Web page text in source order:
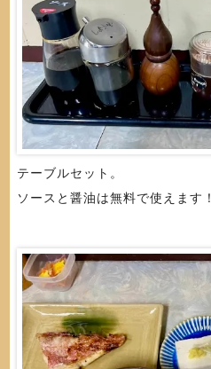
テーブルセット。
ソースと醤油は無料で使えます！